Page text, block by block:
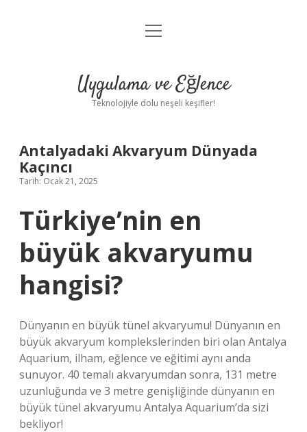
Anasayfa
Yasal Uyarı
menüyü
Uygulama ve Eğlence
Teknolojiyle dolu neşeli keşifler!
Antalyadaki Akvaryum Dünyada
Kaçıncı
Tarih: Ocak 21, 2025
Türkiye’nin en
büyük akvaryumu
hangisi?
Dünyanın en büyük tünel akvaryumu! Dünyanın en
büyük akvaryum komplekslerinden biri olan Antalya
Aquarium, ilham, eğlence ve eğitimi aynı anda
sunuyor. 40 temalı akvaryumdan sonra, 131 metre
uzunluğunda ve 3 metre genişliğinde dünyanın en
büyük tünel akvaryumu Antalya Aquarium’da sizi
bekliyor!